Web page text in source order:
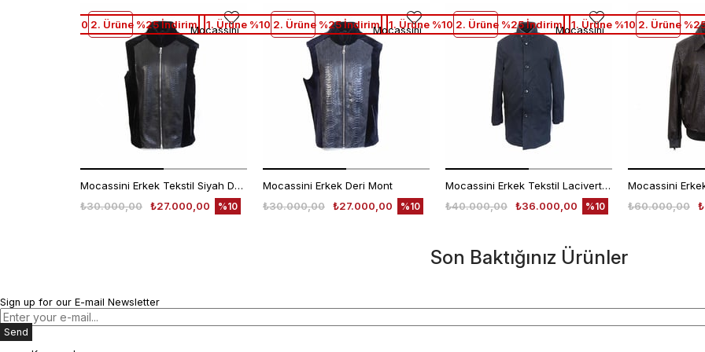
Mocassini Erkek Tekstil Siyah Deri Mont
₺27.000,00
₺30.000,00 %10
1. Ürüne %10 2. Ürüne %25 İndirimMocassini
Mocassini Erkek Deri Mont
₺27.000,00
₺30.000,00 %10
1. Ürüne %10 2. Ürüne %25 İndirimMocassini
Mocassini Erkek Tekstil Lacivert Deri Mont
₺36.000,00
₺40.000,00 %10
1. Ürüne %10 2. Ürüne %25 İndirimMocassini
₺60.000,00
1. Ürüne %10 2. Ürüne
Son Baktığınız Ürünler
Sign up for our E-mail Newsletter
Send